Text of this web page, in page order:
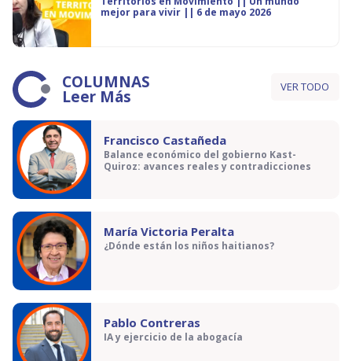
mejor para vivir || 6 de mayo 2026
COLUMNAS
Leer Más VER TODO
Francisco Castañeda
Balance económico del gobierno Kast-
Quiroz: avances reales y contradicciones
María Victoria Peralta
¿Dónde están los niños haitianos?
Pablo Contreras
IA y ejercicio de la abogacía